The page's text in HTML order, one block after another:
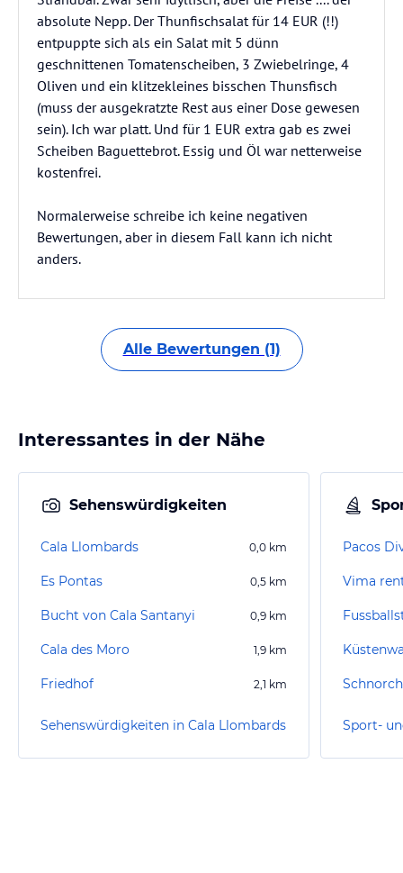
absolute Nepp. Der Thunfischsalat für 14 EUR (!!)
entpuppte sich als ein Salat mit 5 dünn
geschnittenen Tomatenscheiben, 3 Zwiebelringe, 4
Oliven und ein klitzekleines bisschen Thunsfisch
(muss der ausgekratzte Rest aus einer Dose gewesen
sein). Ich war platt. Und für 1 EUR extra gab es zwei
Scheiben Baguettebrot. Essig und Öl war netterweise
kostenfrei.
Normalerweise schreibe ich keine negativen
Bewertungen, aber in diesem Fall kann ich nicht
anders.
Alle Bewertungen (1)
Interessantes in der Nähe
Sehenswürdigkeiten
Cala Llombards 0,0 km
Es Pontas 0,5 km
Bucht von Cala Santanyi 0,9 km
Cala des Moro 1,9 km
Friedhof 2,1 km
Sehenswürdigkeiten in Cala Llombards
Pacos
Vima